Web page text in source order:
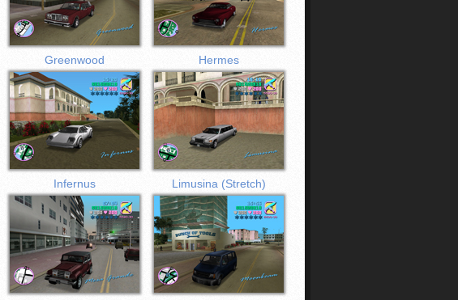
Greenwood Hermes
Infernus Limusina (Stretch)